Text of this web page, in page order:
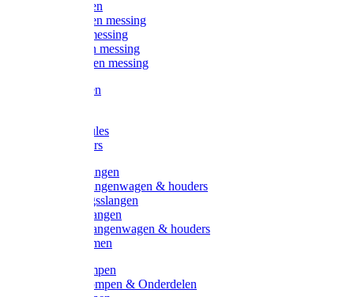
Kogelkranen
Koppelingen messing
Sproeiers messing
Tuinspuiten messing
Slangstukken messing
Handspuiten
Kunststoftules
Regenmeters
Overige slangen
Overige slangenwagen & houders
Beregeningsslangen
Gardena slangen
Gardena slangenwagen & houders
Slangklemmen
Leader pompen
Zwengelpompen & Onderdelen